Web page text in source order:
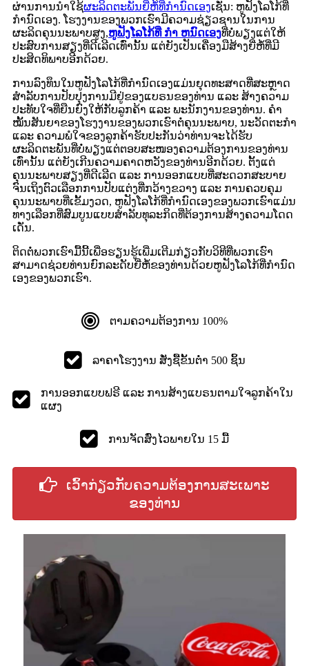
ຜ່ານການນຳໃຊ້ຜະລິດຕະພັນຍີ່ຫໍ້ທີ່ກຳນົດເອງເຊັ່ນ: ຫູຟັງໂລໂກ້ທີ່
ກຳນົດເອງ. ໂຮງງານຂອງພວກເຮົາມີຄວາມຊ່ຽວຊານໃນການ
ຜະລິດຄຸນນະພາບສູງ,ຫູຟັງໂລໂກ້ທີ່ ກຳ ຫນົດເອງທີ່ບໍ່ພຽງແຕ່ໃຫ້
ປະສົບການສຽງທີ່ດີເລີດເທົ່ານັ້ນ ແຕ່ຍັງເປັນເຄື່ອງມືສ້າງຍີ່ຫໍ້ທີ່ມີ
ປະສິດທິພາບອີກດ້ວຍ.
ການລົງທຶນໃນຫູຟັງໂລໂກ້ທີ່ກຳນົດເອງແມ່ນຍຸດທະສາດທີ່ສະຫຼາດ
ສຳລັບການປັບປຸງການມີຢູ່ຂອງແບຣນຂອງທ່ານ ແລະ ສ້າງຄວາມ
ປະທັບໃຈທີ່ຍືນຍົງໃຫ້ກັບລູກຄ້າ ແລະ ພະນັກງານຂອງທ່ານ. ຄຳ
ໝັ້ນສັນຍາຂອງໂຮງງານຂອງພວກເຮົາຕໍ່ຄຸນນະພາບ, ນະວັດຕະກຳ
ແລະ ຄວາມພໍໃຈຂອງລູກຄ້າຮັບປະກັນວ່າທ່ານຈະໄດ້ຮັບ
ຜະລິດຕະພັນທີ່ບໍ່ພຽງແຕ່ຕອບສະໜອງຄວາມຕ້ອງການຂອງທ່ານ
ເທົ່ານັ້ນ ແຕ່ຍັງເກີນຄວາມຄາດຫວັງຂອງທ່ານອີກດ້ວຍ. ຕັ້ງແຕ່
ຄຸນນະພາບສຽງທີ່ດີເລີດ ແລະ ການອອກແບບທີ່ສະດວກສະບາຍ
ຈົນເຖິງຕົວເລືອກການປັບແຕ່ງທີ່ກວ້າງຂວາງ ແລະ ການຄວບຄຸມ
ຄຸນນະພາບທີ່ເຂັ້ມງວດ, ຫູຟັງໂລໂກ້ທີ່ກຳນົດເອງຂອງພວກເຮົາແມ່ນ
ທາງເລືອກທີ່ສົມບູນແບບສຳລັບທຸລະກິດທີ່ຕ້ອງການສ້າງຄວາມໂດດ
ເດັ່ນ.
ຕິດຕໍ່ພວກເຮົາມື້ນີ້ເພື່ອຮຽນຮູ້ເພີ່ມເຕີມກ່ຽວກັບວິທີທີ່ພວກເຮົາ
ສາມາດຊ່ວຍທ່ານຍົກລະດັບຍີ່ຫໍ້ຂອງທ່ານດ້ວຍຫູຟັງໂລໂກ້ທີ່ກຳນົດ
ເອງຂອງພວກເຮົາ.
ຕາມຄວາມຕ້ອງການ 100%
ລາຄາໂຮງງານ ສັ່ງຊື້ຂັ້ນຕ່ຳ 500 ຊິ້ນ
ການອອກແບບຟຣີ ແລະ ການສ້າງແບຣນຕາມໃຈລູກຄ້າໃນ
ແຜງ
ການຈັດສົ່ງໄວພາຍໃນ 15 ມື້
ເວົ້າກ່ຽວກັບຄວາມຕ້ອງການສະເພາະ
ຂອງທ່ານ